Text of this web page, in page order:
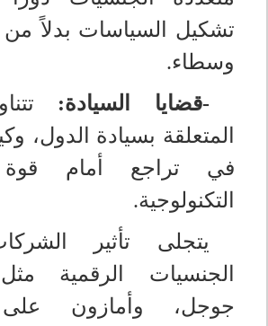
تشكيل السياسات بدلاً من
وسطاء.
-قضايا السيادة:
المتعلقة بسيادة الدول،
في تراجع أمام قوة
التكنولوجية.
يتجلى تأثير
الجنسيات الرقمية
جوجل، وأمازون على